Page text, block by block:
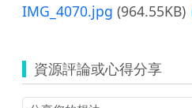
IMG_4070.jpg (964.55KB)
資源評論或心得分享